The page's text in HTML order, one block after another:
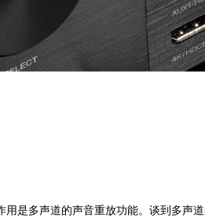
是多声道的声音重放功能。谈到多声